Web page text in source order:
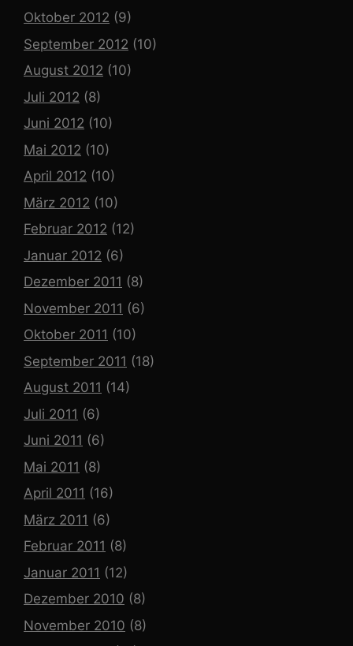
Oktober 2012 (9)
September 2012 (10)
August 2012 (10)
Juli 2012 (8)
Juni 2012 (10)
Mai 2012 (10)
April 2012 (10)
März 2012 (10)
Februar 2012 (12)
Januar 2012 (6)
Dezember 2011 (8)
November 2011 (6)
Oktober 2011 (10)
September 2011 (18)
August 2011 (14)
Juli 2011 (6)
Juni 2011 (6)
Mai 2011 (8)
April 2011 (16)
März 2011 (6)
Februar 2011 (8)
Januar 2011 (12)
Dezember 2010 (8)
November 2010 (8)